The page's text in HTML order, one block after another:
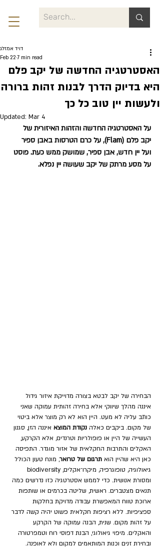
האסטרטגיה החדשה של יקב פלם
היא בדיוק הדרך לבנות זהות ברורה
ולעשות יין טוב כל כך
דויד אמזלג
Feb 22 7 min read
Updated: Mar 4
על האסטרטגיה החדשה והזהות האיזורית של
יקב פלם (Flam), על כרם הטרסות באבן ספיר
ועל יין חדש, אבן ספיר, שמושק ממש כעת. פוסט
על מסע מרתק של יקב שעושה יין נפלא.
הבחירה של יקב לבטא בצורה מדוייקת איזור גידול
איננה מהלך שיווקי אלא בחירה זהותית עמוקה שאני
כותב עליה לא מעט. היין הוא לא רק מוצר אלא ביטוי
של מקום. ביקבים כאלה נקודת המוצא איננה הזן, סגנון
העשייה של היין או פופולריות וטרנדים, אלא הקרקע,
האקלים והתרבות החקלאית של אזור מוגדר. התפיסה
כאן היא שהיין הוא תרגום של טרואר, מונח טעון הכולל
ומסורת אנושית. כדי לממש אסטרטגיה כזו נדרשים כמה
תנאים מצטברים. ראשית, שליטה בכרמים או שותפות
ארוכת טווח המאפשרת עבודה מדויקת בחלקות
ספציפיות. ללא רציפות חקלאית פשוט יהיה קשה לדבר
על זהות מקום. שנית, הבנה עמוקה של הקרקע
והאקלים. מיפוי גיאולוגי, הבנת דפוסי רוח וטמפרטורה
ובחירת זנים וכנות המותאמים למקום ולא לאופנה.